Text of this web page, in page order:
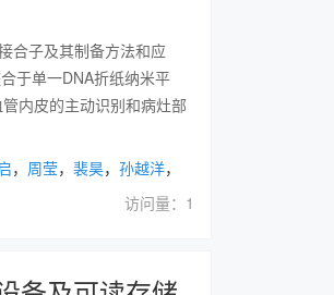
合子及其制备方法和应
于单一DNA折纸纳米平
内皮的主动识别和病灶部
， 周莹， 裴昊， 孙越洋，
访问量：1